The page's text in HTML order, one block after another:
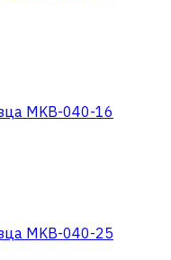
MKB-040-16
MKB-040-25